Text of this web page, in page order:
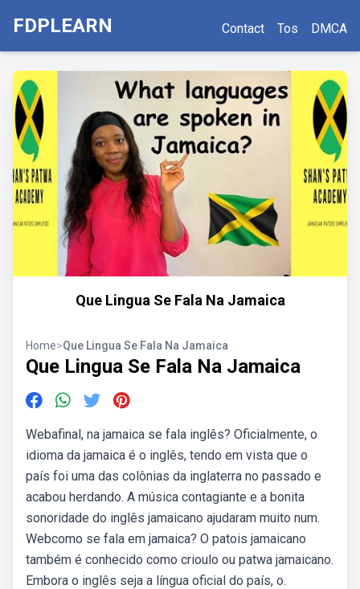
FDPLEARN Contact Tos DMCA
Que Lingua Se Fala Na Jamaica
Home>Que Lingua Se Fala Na Jamaica
Que Lingua Se Fala Na Jamaica
Webafinal, na jamaica se fala inglês? Oficialmente, o
idioma da jamaica é o inglês, tendo em vista que o
país foi uma das colônias da inglaterra no passado e
acabou herdando. A música contagiante e a bonita
sonoridade do inglês jamaicano ajudaram muito num.
Webcomo se fala em jamaica? O patois jamaicano
também é conhecido como crioulo ou patwa jamaicano.
Embora o inglês seja a língua oficial do país, o.